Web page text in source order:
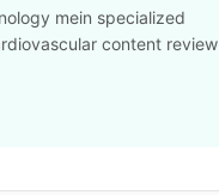
mein specialized
content review